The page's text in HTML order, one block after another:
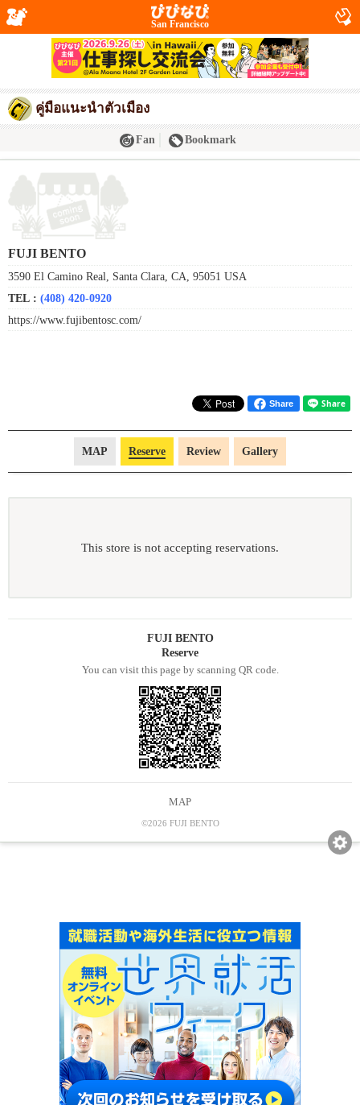
San Francisco
คู่มือแนะนำตัวเมือง
Fan Bookmark
FUJI BENTO
3590 El Camino Real, Santa Clara, CA, 95051 USA
TEL : (408) 420-0920
https://www.fujibentosc.com/
Share
MAP Reserve Review Gallery
This store is not accepting reservations.
FUJI BENTO
Reserve
You can visit this page by scanning QR code.
MAP
©2026 FUJI BENTO